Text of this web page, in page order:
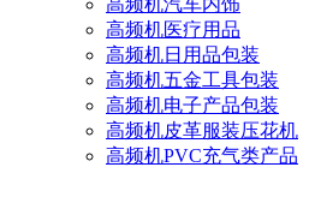
高频机医疗用品
高频机日用品包装
高频机五金工具包装
高频机电子产品包装
高频机皮革服装压花机
高频机PVC充气类产品